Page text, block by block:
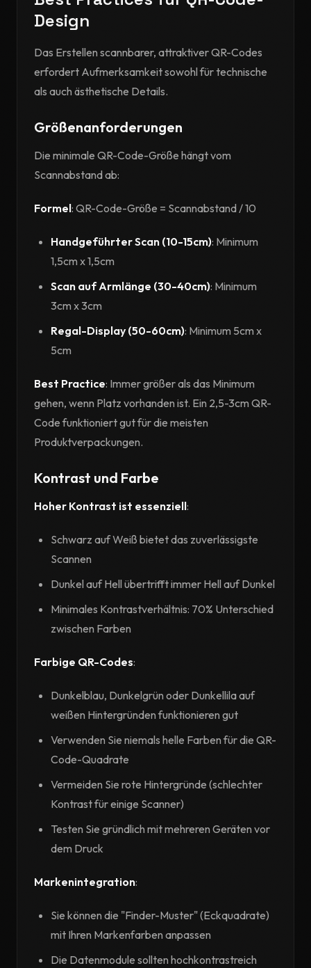
Design
Das Erstellen scannbarer, attraktiver QR-Codes
erfordert Aufmerksamkeit sowohl für technische
als auch ästhetische Details.
Größenanforderungen
Die minimale QR-Code-Größe hängt vom
Scannabstand ab:
Formel: QR-Code-Größe = Scannabstand / 10
Handgeführter Scan (10-15cm): Minimum
1,5cm x 1,5cm
Scan auf Armlänge (30-40cm): Minimum
3cm x 3cm
Regal-Display (50-60cm): Minimum 5cm x
5cm
Best Practice: Immer größer als das Minimum
gehen, wenn Platz vorhanden ist. Ein 2,5-3cm QR-
Code funktioniert gut für die meisten
Produktverpackungen.
Kontrast und Farbe
Hoher Kontrast ist essenziell:
Schwarz auf Weiß bietet das zuverlässigste
Scannen
Dunkel auf Hell übertrifft immer Hell auf Dunkel
Minimales Kontrastverhältnis: 70% Unterschied
zwischen Farben
Farbige QR-Codes:
Dunkelblau, Dunkelgrün oder Dunkellila auf
weißen Hintergründen funktionieren gut
Verwenden Sie niemals helle Farben für die QR-
Code-Quadrate
Vermeiden Sie rote Hintergründe (schlechter
Kontrast für einige Scanner)
Testen Sie gründlich mit mehreren Geräten vor
dem Druck
Markenintegration:
Sie können die "Finder-Muster" (Eckquadrate)
mit Ihren Markenfarben anpassen
Die Datenmodule sollten hochkontrastreich